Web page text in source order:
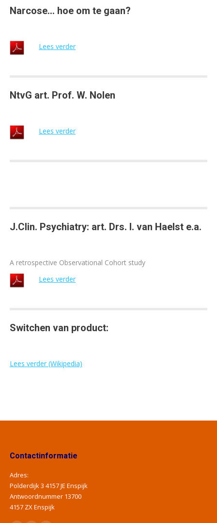
Narcose… hoe om te gaan?
Lees verder
NtvG art. Prof. W. Nolen
Lees verder
J.Clin. Psychiatry: art. Drs. I. van Haelst e.a.
A retrospective Observational Cohort study
Lees verder
Switchen van product:
Lees verder (Wikipedia)
Contactinformatie
Adres:
Polderdijk 3 4157 JE Enspijk
Antwoordnummer 13700
4157 ZX Enspijk